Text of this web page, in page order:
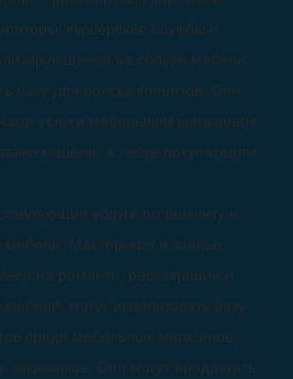
курьерские службы и
на сборке мебели,
базу для поиска клиентов. Они
свои услуги мебельным магазинам
мебели, а также покупателям
услуги по ремонту и
Мастерские и ателье,
на ремонте, реставрации и
могут использовать базу
среди мебельных магазинов,
заказчиков. Они могут предлагать